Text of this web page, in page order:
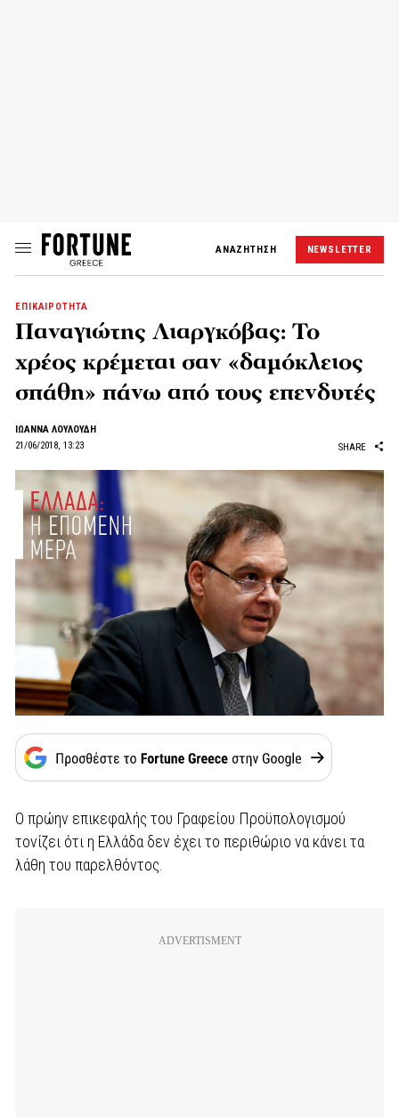
ΑΝΑΖΗΤΗΣΗ NEWSLETTER
ΕΠΙΚΑΙΡΟΤΗΤΑ
Παναγιώτης Λιαργκόβας: Το
χρέος κρέμεται σαν «δαμόκλειος
σπάθη» πάνω από τους επενδυτές
ΙΩΑΝΝΑ ΛΟΥΛΟΥΔΗ
21/06/2018, 13:23
SHARE
Ο πρώην επικεφαλής του Γραφείου Προϋπολογισμού
τονίζει ότι η Ελλάδα δεν έχει το περιθώριο να κάνει τα
λάθη του παρελθόντος.